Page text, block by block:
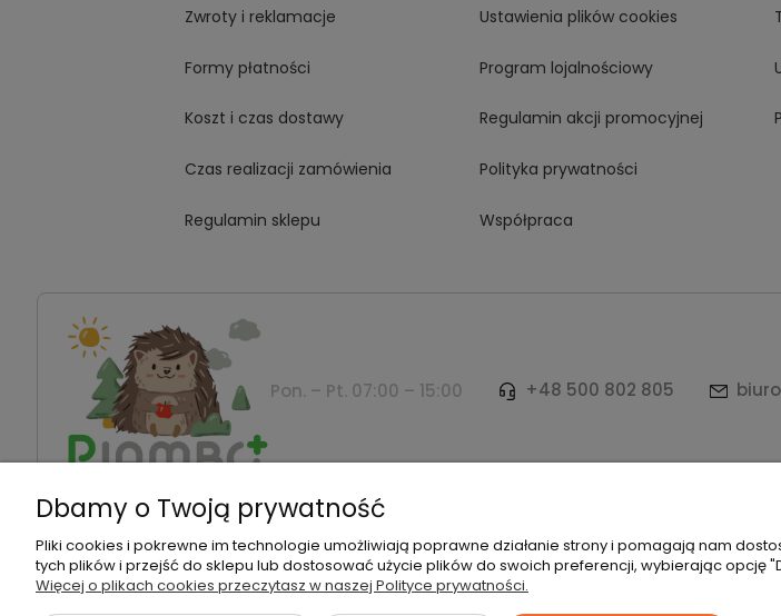
Zwroty i reklamacje
Formy płatności
Koszt i czas dostawy
Czas realizacji zamówienia
Regulamin sklepu
Ustawienia plików cookies
Program lojalnościowy
Regulamin akcji promocyjnej
Polityka prywatności
Współpraca
Pon. – Pt. 07:00 – 15:00 +48 500 802 805
Montanus | Piambo - akcesoria dla dzieci i niemowlaków | Łętownia 585, 34-242 Łętownia |
©2026 Wszelkie Prawa Zastrzeżone | Piambo
Dbamy o Twoją prywatność
Pliki cookies i pokrewne im technologie umożliwiają poprawne działanie strony i pomagają nam
tych plików i przejść do sklepu lub dostosować użycie plików do swoich preferencji, wybierając opcję
Więcej o plikach cookies przeczytasz w naszej Polityce prywatności.